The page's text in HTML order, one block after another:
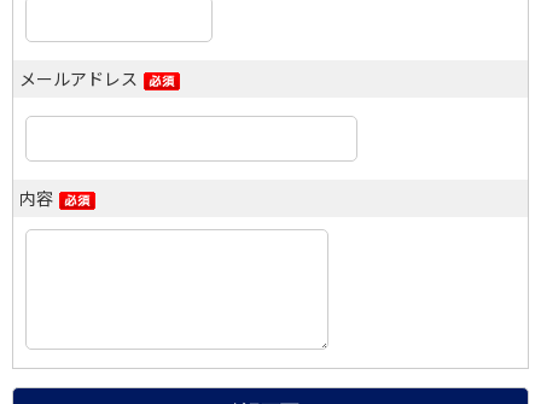
メールアドレス
内容